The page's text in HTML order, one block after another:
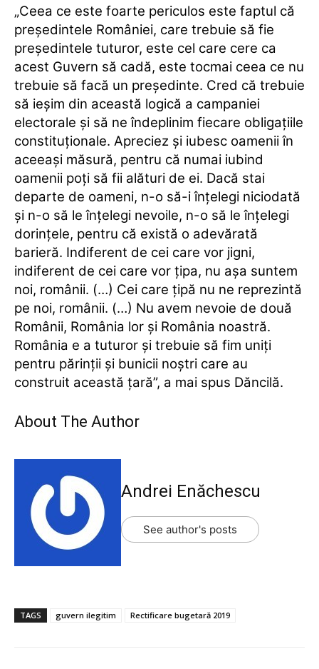
„Ceea ce este foarte periculos este faptul că
preşedintele României, care trebuie să fie
preşedintele tuturor, este cel care cere ca
acest Guvern să cadă, este tocmai ceea ce nu
trebuie să facă un preşedinte. Cred că trebuie
să ieşim din această logică a campaniei
electorale şi să ne îndeplinim fiecare obligaţiile
constituţionale. Apreciez şi iubesc oamenii în
aceeaşi măsură, pentru că numai iubind
oamenii poţi să fii alături de ei. Dacă stai
departe de oameni, n-o să-i înţelegi niciodată
şi n-o să le înţelegi nevoile, n-o să le înţelegi
dorinţele, pentru că există o adevărată
barieră. Indiferent de cei care vor jigni,
indiferent de cei care vor ţipa, nu aşa suntem
noi, românii. (…) Cei care ţipă nu ne reprezintă
pe noi, românii. (…) Nu avem nevoie de două
Românii, România lor şi România noastră.
România e a tuturor şi trebuie să fim uniţi
pentru părinţii şi bunicii noştri care au
construit această ţară”, a mai spus Dăncilă.
About The Author
Andrei Enăchescu
See author's posts
TAGS guvern ilegitim Rectificare bugetară 2019